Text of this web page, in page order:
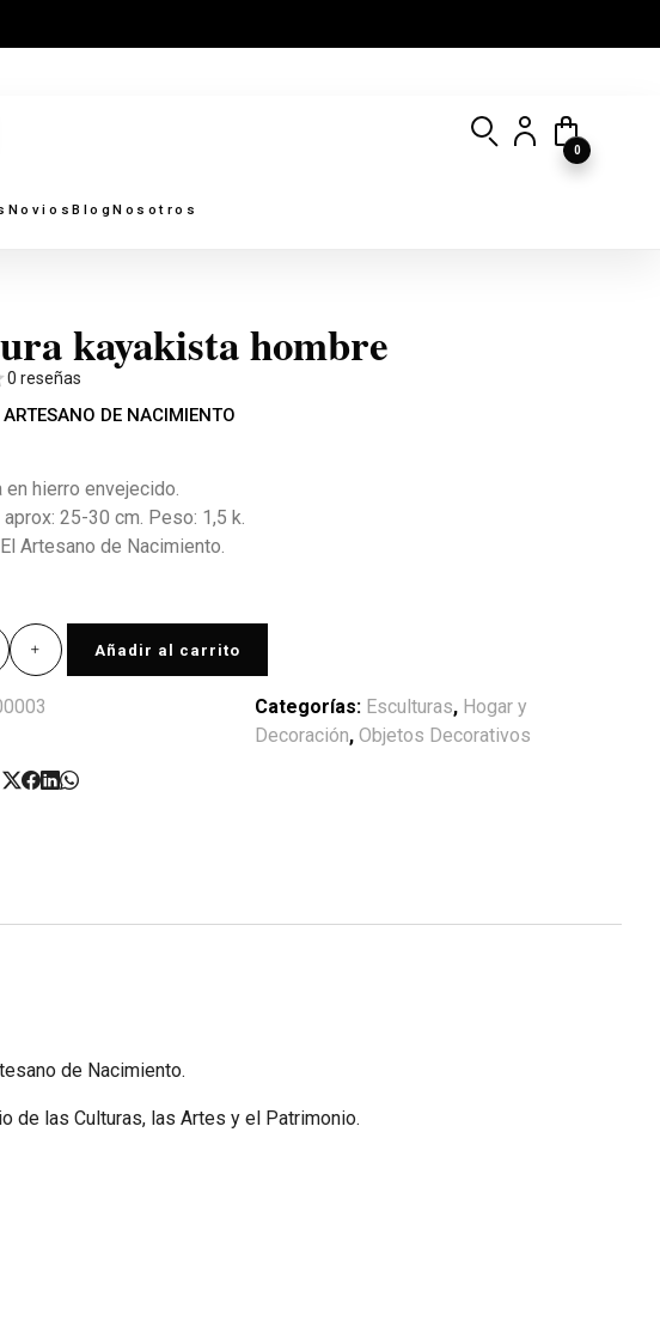
NoviosBlogNosotros
0
kayakista hombre
0 reseñas
ARTESANO DE NACIMIENTO
en hierro envejecido.
25-30 cm. Peso: 1,5 k.
Artesano de Nacimiento.
Añadir al carrito
Categorías: Esculturas, Hogar y
Decoración, Objetos Decorativos
de Nacimiento.
de las Culturas, las Artes y el Patrimonio.